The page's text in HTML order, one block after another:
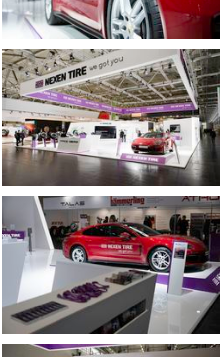
2022 2022 The Tire Cologne
2022 2022 The Tire Cologne
Vicino
Vicino